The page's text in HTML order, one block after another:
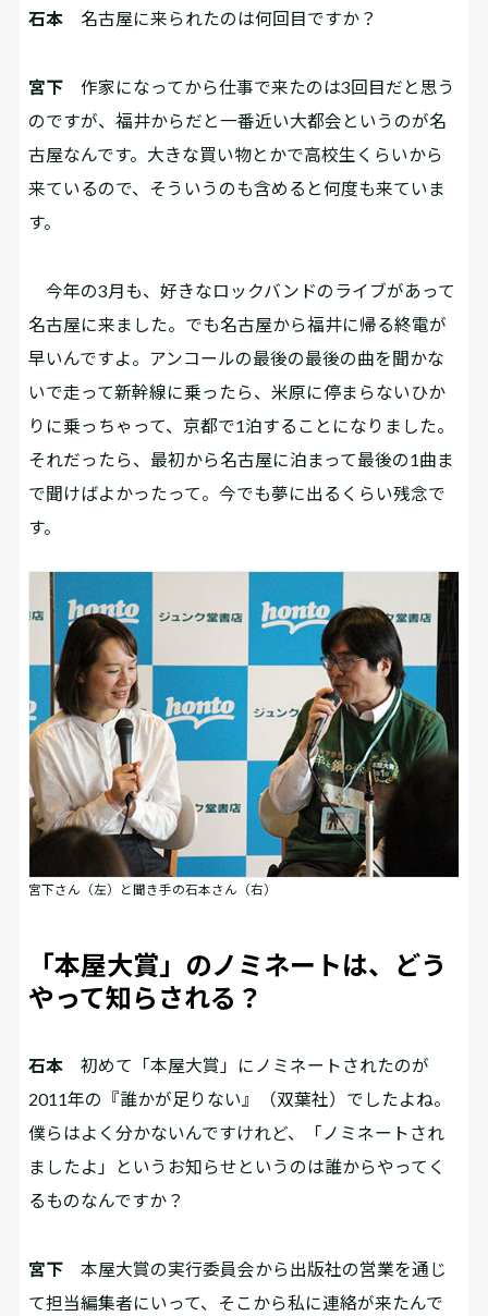
石本 名古屋に来られたのは何回目ですか？
宮下 作家になってから仕事で来たのは3回目だと思う
のですが、福井からだと一番近い大都会というのが名
古屋なんです。大きな買い物とかで高校生くらいから
来ているので、そういうのも含めると何度も来ていま
す。
今年の3月も、好きなロックバンドのライブがあって
名古屋に来ました。でも名古屋から福井に帰る終電が
早いんですよ。アンコールの最後の最後の曲を聞かな
いで走って新幹線に乗ったら、米原に停まらないひか
りに乗っちゃって、京都で1泊することになりました。
それだったら、最初から名古屋に泊まって最後の1曲ま
で聞けばよかったって。今でも夢に出るくらい残念で
す。
宮下さん（左）と聞き手の石本さん（右）
「本屋大賞」のノミネートは、どう
やって知らされる？
石本 初めて「本屋大賞」にノミネートされたのが
2011年の『誰かが足りない』（双葉社）でしたよね。
僕らはよく分かないんですけれど、「ノミネートされ
ましたよ」というお知らせというのは誰からやってく
るものなんですか？
宮下 本屋大賞の実行委員会から出版社の営業を通じ
て担当編集者にいって、そこから私に連絡が来たんで